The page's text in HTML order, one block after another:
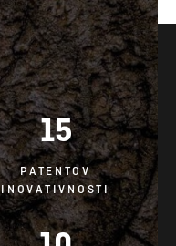
15
PATENTOV
INOVATIVNOSTI